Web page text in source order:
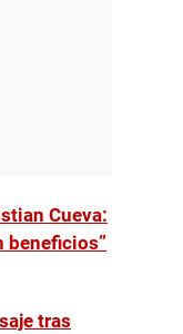
Cueva:
beneficios”
tras